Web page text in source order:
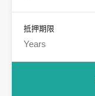
抵押期限